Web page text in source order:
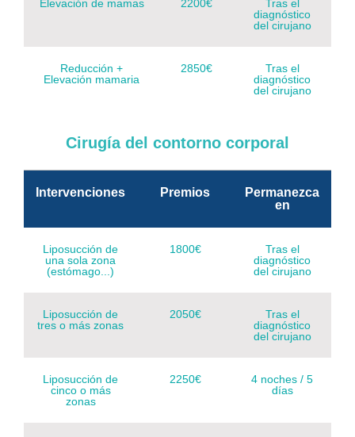
Elevación de mamas 2200€
Tras el
diagnóstico
del cirujano
Reducción +
Elevación mamaria
2850€
Tras el
diagnóstico
del cirujano
Cirugía del contorno corporal
Intervenciones Premios
Permanezca
en
Liposucción de
una sola zona
(estómago...)
1800€
Tras el
diagnóstico
del cirujano
Liposucción de
tres o más zonas
2050€
Tras el
diagnóstico
del cirujano
Liposucción de
cinco o más
zonas
2250€
4 noches / 5
días